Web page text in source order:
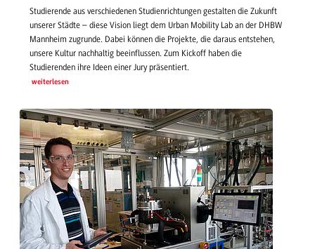
Studierende aus verschiedenen Studienrichtungen gestalten die Zukunft
unserer Städte – diese Vision liegt dem Urban Mobility Lab an der DHBW
Mannheim zugrunde. Dabei können die Projekte, die daraus entstehen,
unsere Kultur nachhaltig beeinflussen. Zum Kickoff haben die
Studierenden ihre Ideen einer Jury präsentiert.
weiterlesen